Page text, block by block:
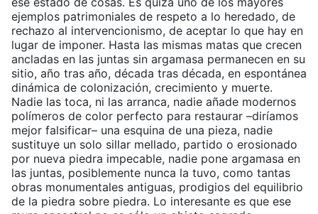
ejemplos patrimoniales de respeto a lo heredado, de
rechazo al intervencionismo, de aceptar lo que hay en
lugar de imponer. Hasta las mismas matas que crecen
ancladas en las juntas sin argamasa permanecen en su
sitio, año tras año, década tras década, en espontánea
dinámica de colonización, crecimiento y muerte.
Nadie las toca, ni las arranca, nadie añade modernos
polímeros de color perfecto para restaurar –diríamos
mejor falsificar– una esquina de una pieza, nadie
sustituye un solo sillar mellado, partido o erosionado
por nueva piedra impecable, nadie pone argamasa en
las juntas, posiblemente nunca la tuvo, como tantas
obras monumentales antiguas, prodigios del equilibrio
de la piedra sobre piedra. Lo interesante es que ese